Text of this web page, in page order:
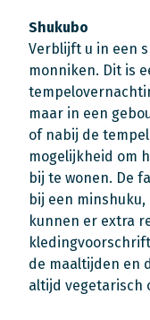
Shukubo
Verblijft u in een
monniken. Dit is
maar in een
of nabij de
mogelijkheid om
bij te wonen. De
bij een
kunnen er extra
de maaltijden en
altijd vegetarisch